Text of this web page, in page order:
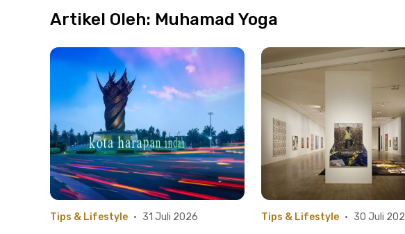
Artikel Oleh: Muhamad Yoga
Tips & Lifestyle • 31 Juli 2026 Tips & Lifestyle • 30 Juli